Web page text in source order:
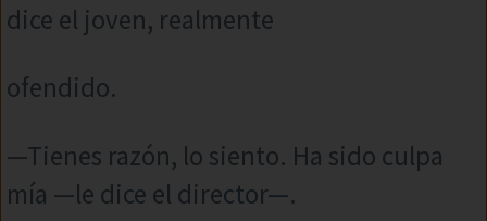
dice el joven, realmente
ofendido.
—Tienes razón, lo siento. Ha sido culpa
mía —le dice el director—.